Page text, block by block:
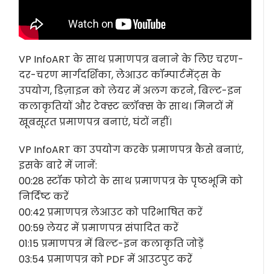
VP InfoART के साथ प्रमाणपत्र बनाने के लिए चरण-
दर-चरण मार्गदर्शिका, लेआउट कॉम्पार्टमेंट्स के
उपयोग, डिज़ाइन को लेयर में अलग करने, बिल्ट-इन
कलाकृतियों और टेक्स्ट ब्लॉक्स के साथ। मिनटों में
खूबसूरत प्रमाणपत्र बनाएं, घंटों नहीं।
VP InfoART का उपयोग करके प्रमाणपत्र कैसे बनाएं,
इसके बारे में जानें:
00:28 स्टॉक फोटो के साथ प्रमाणपत्र के पृष्ठभूमि को
निर्दिष्ट करें
00:42 प्रमाणपत्र लेआउट को परिभाषित करें
00:59 लेयर में प्रमाणपत्र संपादित करें
01:15 प्रमाणपत्र में बिल्ट-इन कलाकृति जोड़ें
03:54 प्रमाणपत्र को PDF में आउटपुट करें